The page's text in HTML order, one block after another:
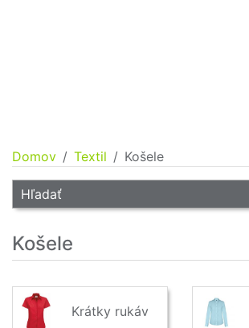
Domov Textil Košele
Hľadať
Košele
Krátky rukáv